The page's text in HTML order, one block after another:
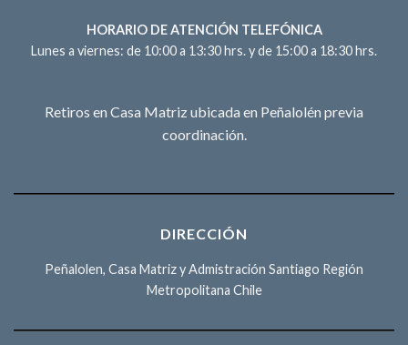
HORARIO DE ATENCIÓN TELEFÓNICA
Lunes a viernes: de 10:00 a 13:30 hrs. y de 15:00 a 18:30 hrs.
Retiros en Casa Matriz ubicada en Peñalolén previa
coordinación.
DIRECCIÓN
Peñalolen, Casa Matriz y Admistración Santiago Región
Metropolitana Chile